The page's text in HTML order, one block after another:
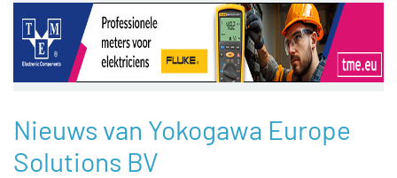
Nieuws van Yokogawa Europe
Solutions BV